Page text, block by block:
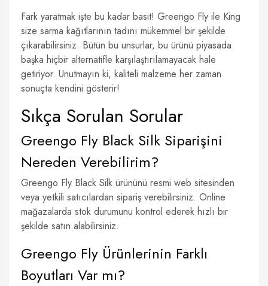
Fark yaratmak işte bu kadar basit! Greengo Fly ile King
size sarma kağıtlarının tadını mükemmel bir şekilde
çıkarabilirsiniz. Bütün bu unsurlar, bu ürünü piyasada
başka hiçbir alternatifle karşılaştırılamayacak hale
getiriyor. Unutmayın ki, kaliteli malzeme her zaman
sonuçta kendini gösterir!
Sıkça Sorulan Sorular
Greengo Fly Black Silk Siparişini
Nereden Verebilirim?
Greengo Fly Black Silk ürününü resmi web sitesinden
veya yetkili satıcılardan sipariş verebilirsiniz. Online
mağazalarda stok durumunu kontrol ederek hızlı bir
şekilde satın alabilirsiniz.
Greengo Fly Ürünlerinin Farklı
Boyutları Var mı?